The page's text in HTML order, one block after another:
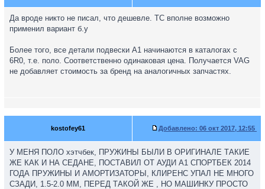
Да вроде никто не писал, что дешевле. ТС вполне возможно
применил вариант б.у
Более того, все детали подвески А1 начинаются в каталогах с
6R0, т.е. поло. Соответственно одинаковая цена. Получается VAG
не добавляет стоимость за бренд на аналогичных запчастях.
kostofey61 Добавлено: 06 окт 2017, 12:55
У МЕНЯ ПОЛО хэтчбек, ПРУЖИНЫ БЫЛИ В ОРИГИНАЛЕ ТАКИЕ
ЖЕ КАК И НА СЕДАНЕ, ПОСТАВИЛ ОТ АУДИ А1 СПОРТБЕК 2014
ГОДА ПРУЖИНЫ И АМОРТИЗАТОРЫ, КЛИРЕНС УПАЛ НЕ МНОГО
СЗАДИ, 1.5-2.0 ММ, ПЕРЕД ТАКОЙ ЖЕ , НО МАШИНКУ ПРОСТО